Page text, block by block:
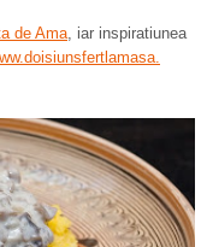
de Ama, iar inspiratiunea